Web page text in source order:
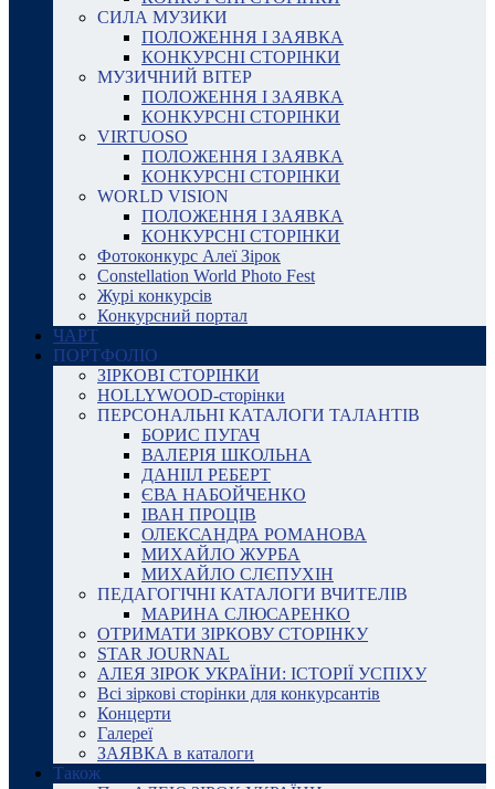
СИЛА МУЗИКИ
ПОЛОЖЕННЯ І ЗАЯВКА
КОНКУРСНІ СТОРІНКИ
МУЗИЧНИЙ ВІТЕР
ПОЛОЖЕННЯ І ЗАЯВКА
КОНКУРСНІ СТОРІНКИ
VIRTUOSO
ПОЛОЖЕННЯ І ЗАЯВКА
КОНКУРСНІ СТОРІНКИ
WORLD VISION
ПОЛОЖЕННЯ І ЗАЯВКА
КОНКУРСНІ СТОРІНКИ
Фотоконкурс Алеї Зірок
Constellation World Photo Fest
Журі конкурсів
Конкурсний портал
ЧАРТ
ПОРТФОЛІО
ЗІРКОВІ СТОРІНКИ
HOLLYWOOD-сторінки
ПЕРСОНАЛЬНІ КАТАЛОГИ ТАЛАНТІВ
БОРИС ПУГАЧ
ВАЛЕРІЯ ШКОЛЬНА
ДАНІІЛ РЕБЕРТ
ЄВА НАБОЙЧЕНКО
ІВАН ПРОЦІВ
ОЛЕКСАНДРА РОМАНОВА
МИХАЙЛО ЖУРБА
МИХАЙЛО СЛЄПУХІН
ПЕДАГОГІЧНІ КАТАЛОГИ ВЧИТЕЛІВ
МАРИНА СЛЮСАРЕНКО
ОТРИМАТИ ЗІРКОВУ СТОРІНКУ
STAR JOURNAL
АЛЕЯ ЗІРОК УКРАЇНИ: ІСТОРІЇ УСПІХУ
Всі зіркові сторінки для конкурсантів
Концерти
Галереї
ЗАЯВКА в каталоги
Також